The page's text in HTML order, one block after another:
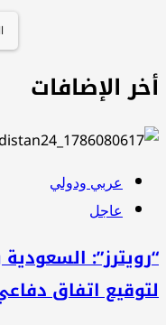
الإضافات
عربي ودولي
عاجل
السعودية
اتفاق